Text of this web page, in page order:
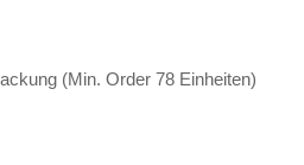
(Min. Order 78 Einheiten)